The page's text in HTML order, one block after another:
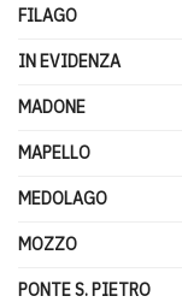
FILAGO
IN EVIDENZA
MADONE
MAPELLO
MEDOLAGO
MOZZO
PONTE S. PIETRO